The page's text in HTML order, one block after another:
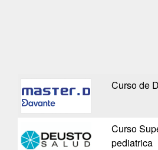
Curso de
Curso
pediatrica